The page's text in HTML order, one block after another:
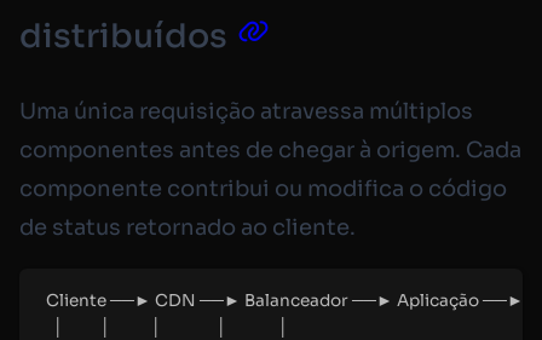
distribuídos
Uma única requisição atravessa múltiplos
componentes antes de chegar à origem. Cada
componente contribui ou modifica o código
de status retornado ao cliente.
Cliente ──► CDN ──► Balanceador ──► Aplicação ──►